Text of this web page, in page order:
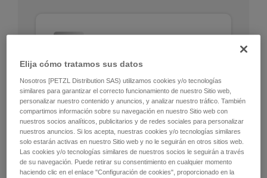
Elija cómo tratamos sus datos
Nosotros [PETZL Distribution SAS) utilizamos cookies y/o tecnologías
similares para garantizar el correcto funcionamiento de nuestro Sitio web,
personalizar nuestro contenido y anuncios, y analizar nuestro tráfico. También
compartimos información sobre su navegación en nuestro Sitio web con
nuestros socios analíticos, publicitarios y de redes sociales para personalizar
nuestros anuncios. Si los acepta, nuestras cookies y/o tecnologías similares
solo estarán activas en nuestro Sitio web y no le seguirán en otros sitios web.
Las cookies y/o tecnologías similares de nuestros socios le seguirán a través
de su navegación. Puede retirar su consentimiento en cualquier momento
haciendo clic en el enlace "Configuración de cookies", proporcionado en la